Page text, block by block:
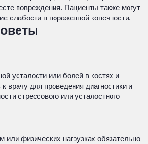
повреждения. Пациенты также могут
слабости в пораженной конечности.
усталости или болей в костях и
к врачу для проведения диагностики и
стрессового или усталостного
или физических нагрузках обязательно